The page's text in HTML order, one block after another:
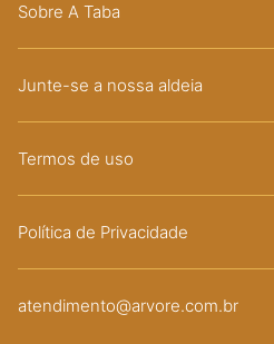
Sobre A Taba
Junte-se a nossa aldeia
Termos de uso
Política de Privacidade
atendimento@arvore.com.br